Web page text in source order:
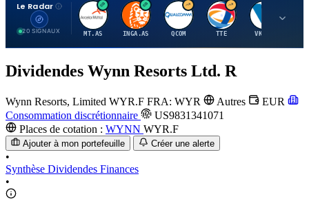
Le Radar
20 SIGNAUX
A
MT.AS
I
INGA.AS
Q
QCOM
T
TTE VK.PA
Dividendes Wynn Resorts Ltd. R
Wynn Resorts, Limited WYR.F FRA: WYR Autres
EUR
Consommation discrétionnaire
US9831341071
Places de cotation : WYNN WYR.F
Ajouter à mon portefeuille Créer une alerte
•
Synthèse Dividendes Finances
•